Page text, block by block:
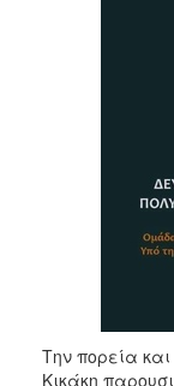
Την πορεία
Κικάκη